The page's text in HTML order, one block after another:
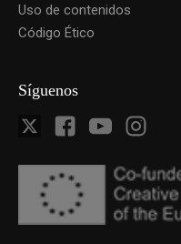
Uso de contenidos
Código Ético
Síguenos